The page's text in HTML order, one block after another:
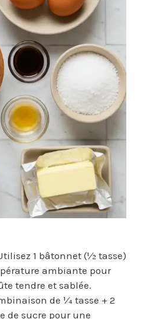
1 bâtonnet (½ tasse)
ambiante pour
tendre et sablée.
de ¼ tasse + 2
de sucre pour une